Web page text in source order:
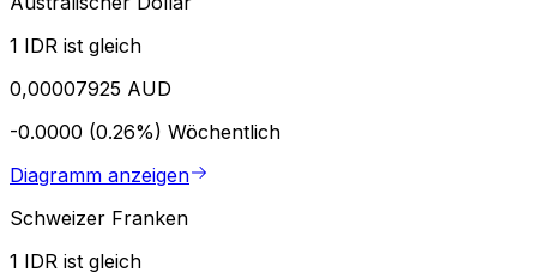
1 IDR ist gleich
0,00007925 AUD
-0.0000 (0.26%) Wöchentlich
Diagramm anzeigen
Schweizer Franken
1 IDR ist gleich